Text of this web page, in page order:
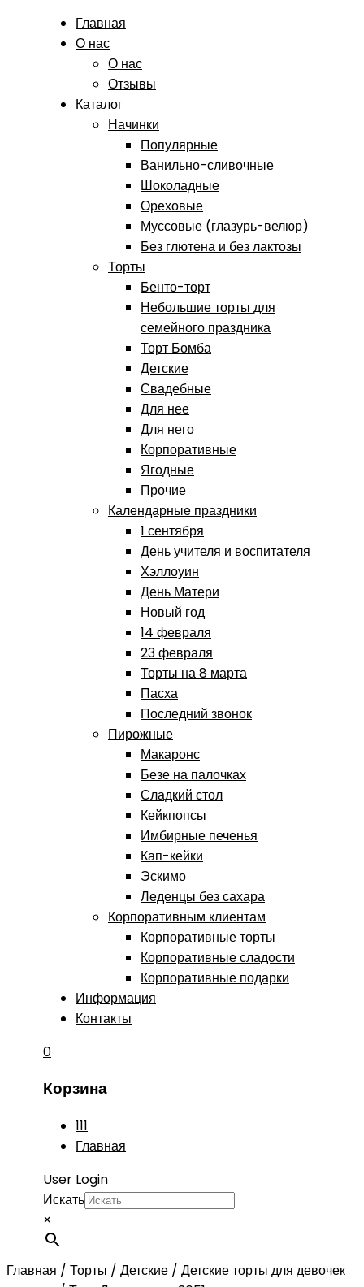
Главная
О нас
О нас
Отзывы
Каталог
Начинки
Популярные
Ванильно-сливочные
Шоколадные
Ореховые
Муссовые (глазурь-велюр)
Без глютена и без лактозы
Торты
Бенто-торт
Небольшие торты для
семейного праздника
Торт Бомба
Детские
Свадебные
Для нее
Для него
Корпоративные
Ягодные
Прочие
Календарные праздники
1 сентября
День учителя и воспитателя
Хэллоуин
День Матери
Новый год
14 февраля
23 февраля
Торты на 8 марта
Пасха
Последний звонок
Пирожные
Макаронс
Безе на палочках
Сладкий стол
Кейкпопсы
Имбирные печенья
Кап-кейки
Эскимо
Леденцы без сахара
Корпоративным клиентам
Корпоративные торты
Корпоративные сладости
Корпоративные подарки
Информация
Контакты
0
Корзина
111
Главная
User Login
Искать
×
Главная / Торты / Детские / Детские торты для девочек